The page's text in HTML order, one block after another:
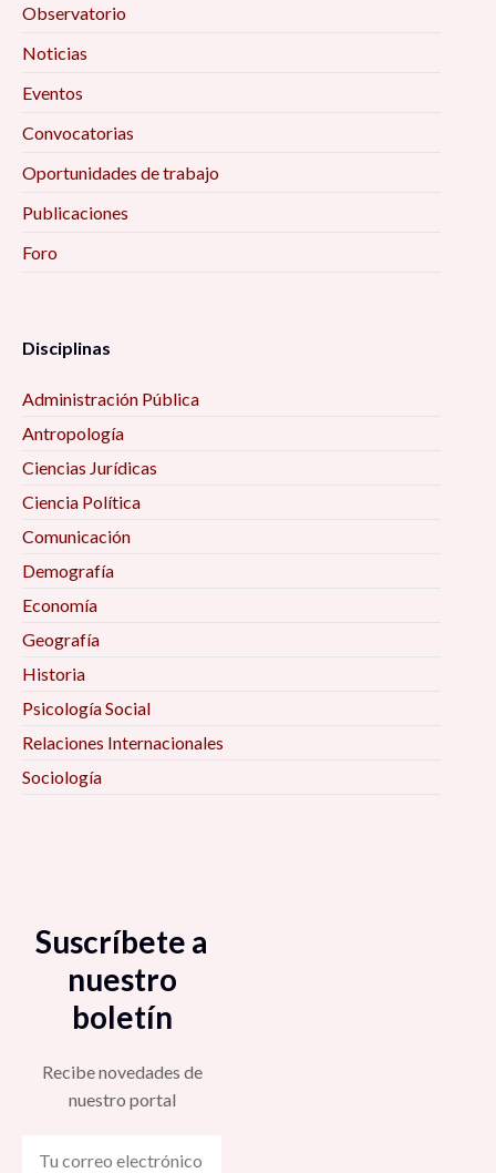
Observatorio
Noticias
Eventos
Convocatorias
Oportunidades de trabajo
Publicaciones
Foro
Disciplinas
Administración Pública
Antropología
Ciencias Jurídicas
Ciencia Política
Comunicación
Demografía
Economía
Geografía
Historia
Psicología Social
Relaciones Internacionales
Sociología
Suscríbete a
nuestro
boletín
Recibe novedades de
nuestro portal